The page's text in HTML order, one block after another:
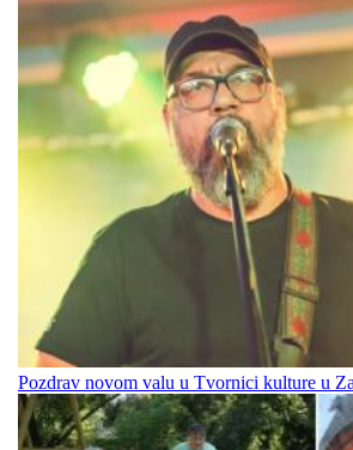
Pozdrav novom valu u Tvornici kulture u